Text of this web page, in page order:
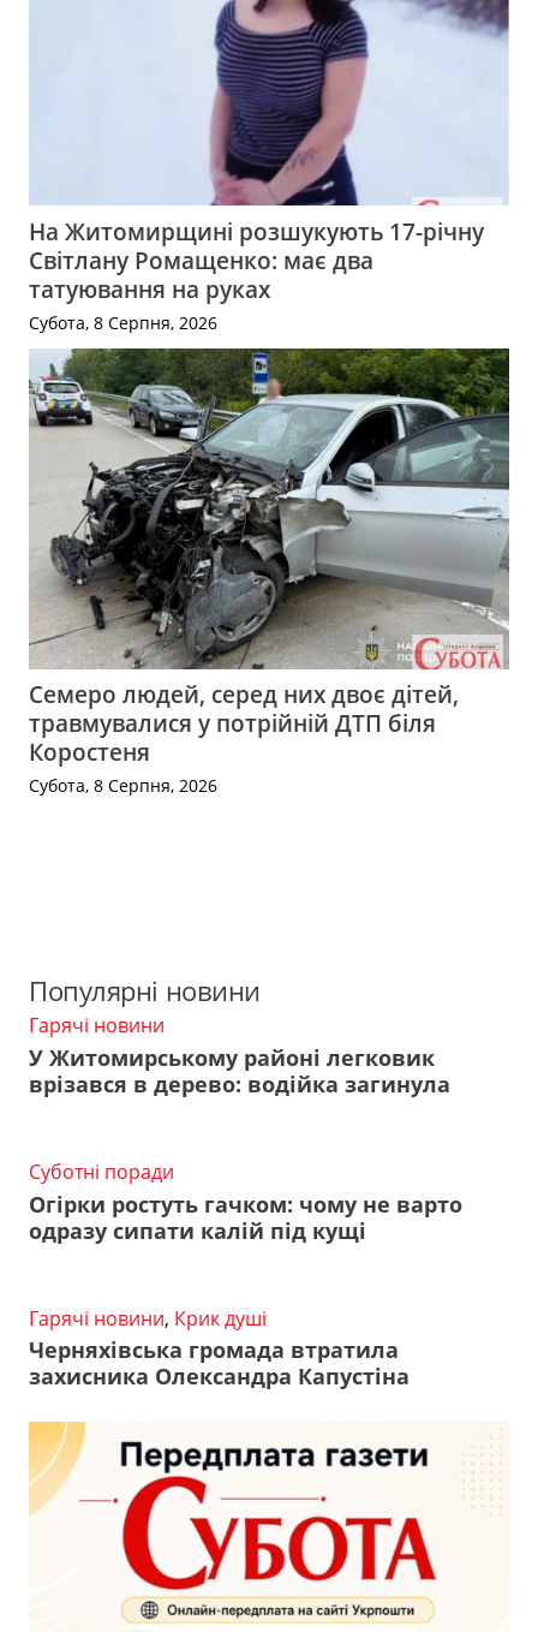
На Житомирщині розшукують 17-річну
Світлану Ромащенко: має два
татуювання на руках
Субота, 8 Серпня, 2026
Семеро людей, серед них двоє дітей,
травмувалися у потрійній ДТП біля
Коростеня
Субота, 8 Серпня, 2026
Популярні новини
Гарячі новини
У Житомирському районі легковик
врізався в дерево: водійка загинула
Суботні поради
Огірки ростуть гачком: чому не варто
одразу сипати калій під кущі
Гарячі новини, Крик душі
Черняхівська громада втратила
захисника Олександра Капустіна